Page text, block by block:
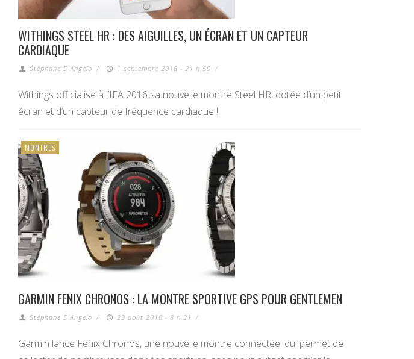
WITHINGS STEEL HR : DES AIGUILLES, UN ÉCRAN ET UN CAPTEUR
CARDIAQUE
Stéphane D'Angelo / 1 septembre 2016 - 21 h 59 /
Withings officialise à l’IFA 2016 sa nouvelle montre Steel HR, dotée d’un petit
écran et d’un capteur de fréquence cardiaque !
MONTRES
GARMIN FENIX CHRONOS : LA MONTRE SPORTIVE GPS POUR GENTLEMEN
Stéphane D'Angelo / 29 août 2016 - 8 h 31 /
Garmin lance Fenix Chronos, une nouvelle montre connectée, qui permet de